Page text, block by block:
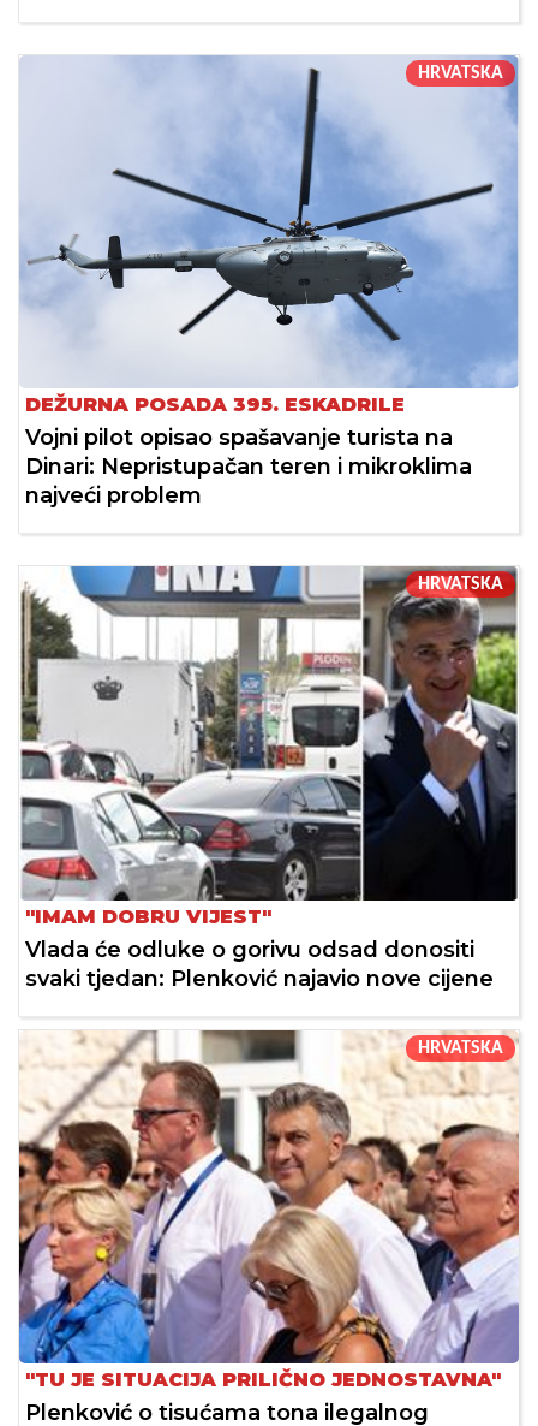
HRVATSKA
DEŽURNA POSADA 395. ESKADRILE
Vojni pilot opisao spašavanje turista na
Dinari: Nepristupačan teren i mikroklima
najveći problem
HRVATSKA
"IMAM DOBRU VIJEST"
Vlada će odluke o gorivu odsad donositi
svaki tjedan: Plenković najavio nove cijene
HRVATSKA
"TU JE SITUACIJA PRILIČNO JEDNOSTAVNA"
Plenković o tisućama tona ilegalnog